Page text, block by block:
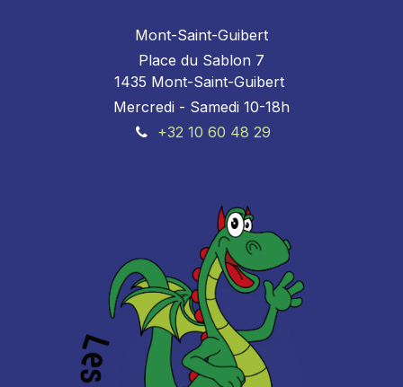
Mont-Saint-Guibert
Place du Sablon 7
1435 Mont-Saint-Guibert
Mercredi - Samedi 10-18h
+32 10 60 48 29